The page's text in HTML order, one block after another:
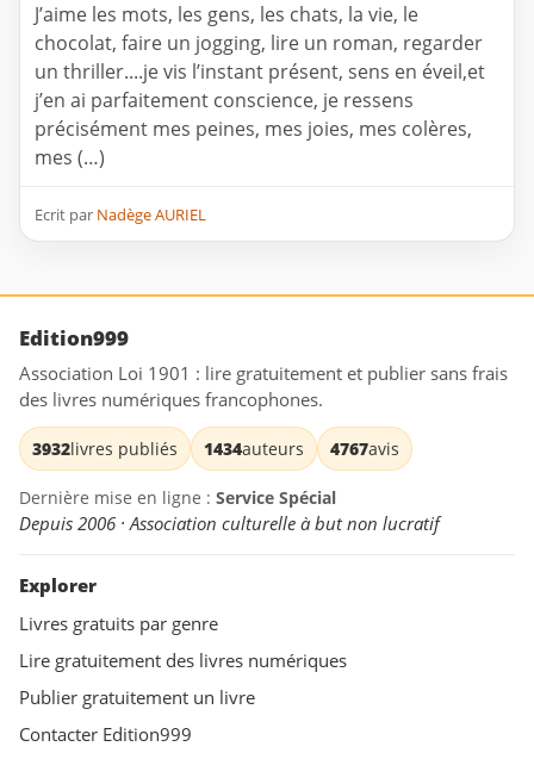
J’aime les mots, les gens, les chats, la vie, le
chocolat, faire un jogging, lire un roman, regarder
un thriller....je vis l’instant présent, sens en éveil,et
j’en ai parfaitement conscience, je ressens
précisément mes peines, mes joies, mes colères,
mes (…)
Ecrit par Nadège AURIEL
Edition999
Association Loi 1901 : lire gratuitement et publier sans frais
des livres numériques francophones.
3932livres publiés 1434auteurs 4767avis
Dernière mise en ligne : Service Spécial
Depuis 2006 · Association culturelle à but non lucratif
Explorer
Livres gratuits par genre
Lire gratuitement des livres numériques
Publier gratuitement un livre
Contacter Edition999